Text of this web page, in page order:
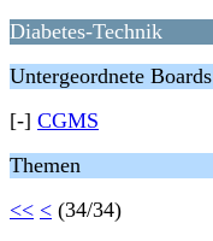
Diabetes-Technik
Untergeordnete Boards
[-] CGMS
Themen
<< < (34/34)